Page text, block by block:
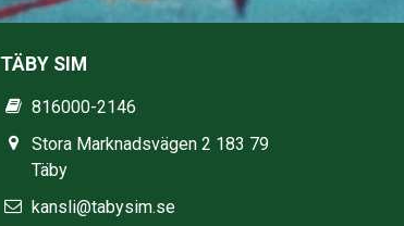
TÄBY SIM
816000-2146
Stora Marknadsvägen 2 183 79
Täby
kansli@tabysim.se